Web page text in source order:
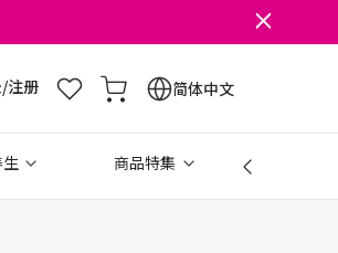
注册 简体中文
商品特集